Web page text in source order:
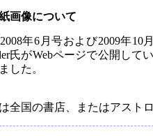
画像について
年6月号および2009年
氏がWebページで公開し
した。
全国の書店、またはアスト